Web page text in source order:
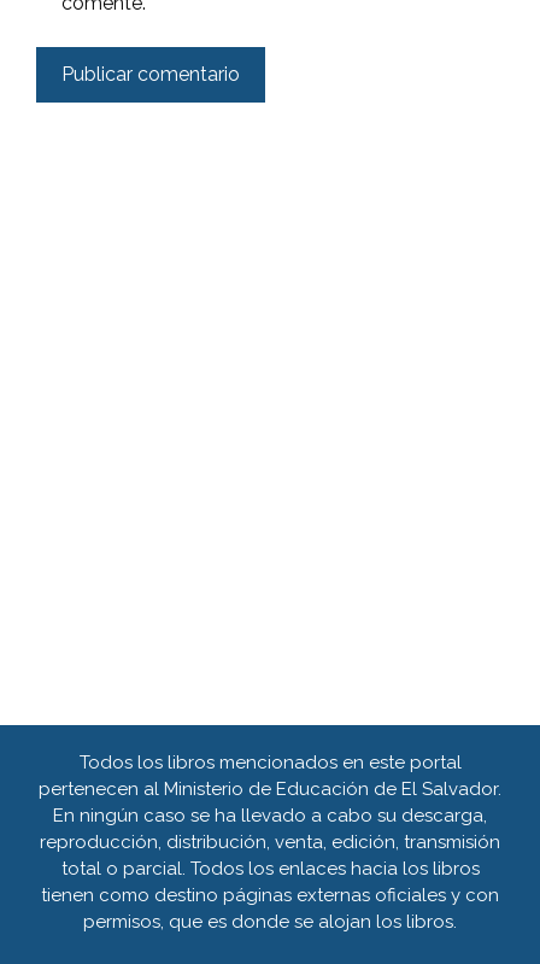
Todos los libros mencionados en este portal
pertenecen al Ministerio de Educación de El Salvador.
En ningún caso se ha llevado a cabo su descarga,
reproducción, distribución, venta, edición, transmisión
total o parcial. Todos los enlaces hacia los libros
tienen como destino páginas externas oficiales y con
permisos, que es donde se alojan los libros.